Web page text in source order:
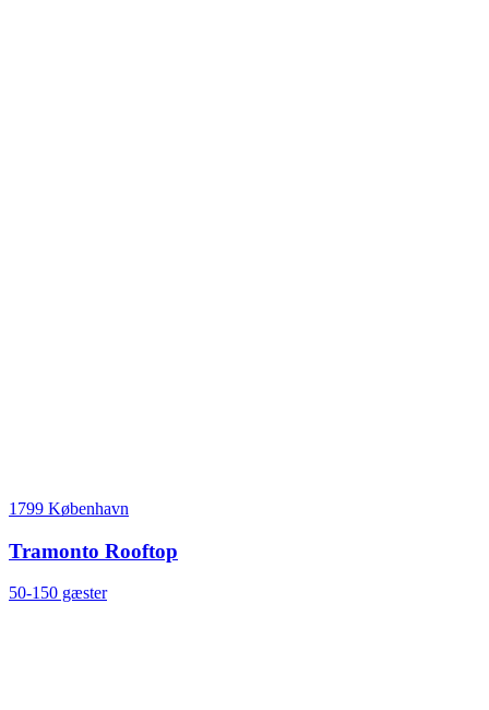
1799 København
Tramonto Rooftop
50-150 gæster